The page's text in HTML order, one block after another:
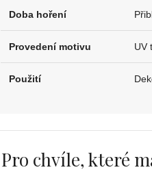
Doba hoření
Provedení motivu UV
Použití
Pro chvíle, které